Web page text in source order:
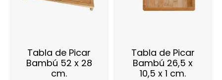
Tabla de Picar
Bambú 52 x 28
cm.
Tabla de Picar
Bambú 26,5 x
10,5 x 1 cm.